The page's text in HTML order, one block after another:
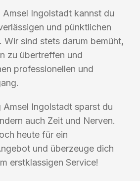
Ingolstadt kannst du
und pünktlichen
Wir sind stets darum bemüht,
zu übertreffen und
professionellen und
Ingolstadt sparst du
auch Zeit und Nerven.
heute für ein
und überzeuge dich
erstklassigen Service!